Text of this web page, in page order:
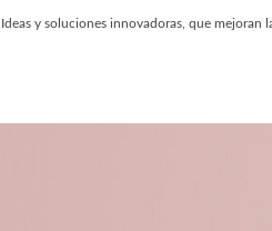
Ideas y soluciones innovadoras, que mejoran